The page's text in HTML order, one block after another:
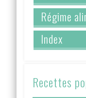
Régime
Index
Recettes